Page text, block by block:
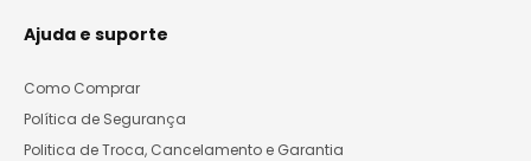
Ajuda e suporte
Como Comprar
Política de Segurança
Politica de Troca, Cancelamento e Garantia